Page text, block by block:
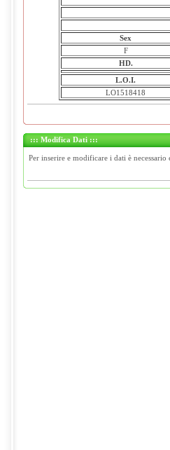
Sex
F
HD.
L.O.I.
LO1518418
::: Modifica Dati :::
Per inserire e modificare i dati è necessario